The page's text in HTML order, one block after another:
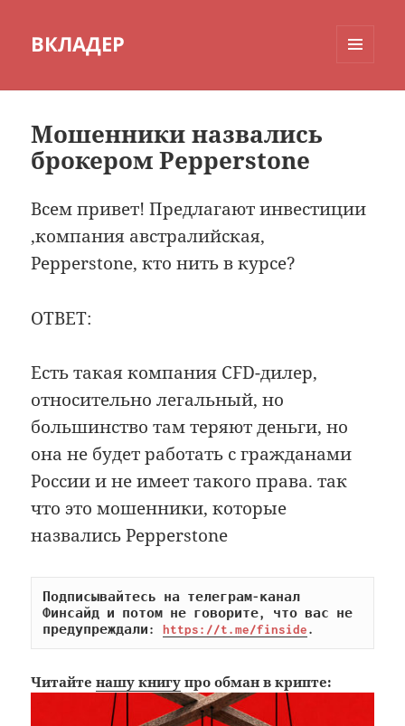
ВКЛАДЕР
Мошенники назвались
брокером Pepperstone
Всем привет! Предлагают инвестиции
,компания австралийская,
Pepperstone, кто нить в курсе?
ОТВЕТ:
Есть такая компания CFD-дилер,
относительно легальный, но
большинство там теряют деньги, но
она не будет работать с гражданами
России и не имеет такого права. так
что это мошенники, которые
назвались Pepperstone
Подписывайтесь на телеграм-канал
Финсайд и потом не говорите, что вас не
предупреждали: https://t.me/finside.
Читайтенашу книгу про обман в крипте: